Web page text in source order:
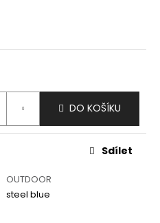
DO KOŠÍKU
OUTDOOR
steel blue
Sdílet